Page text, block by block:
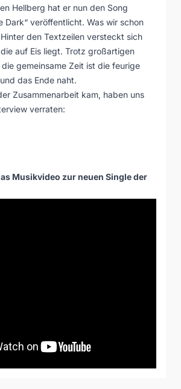
Hellberg hat er nun den Song
Dark“ veröffentlicht. Was wir schon
den Textzeilen versteckt sich
auf Eis liegt. Trotz großartigen
die gemeinsame Zeit ist die feurige
das Ende naht.
Zusammenarbeit kam, haben uns
verraten:
Musikvideo zur neuen Single der